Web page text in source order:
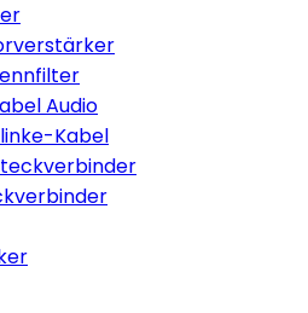
Audio
Kabel